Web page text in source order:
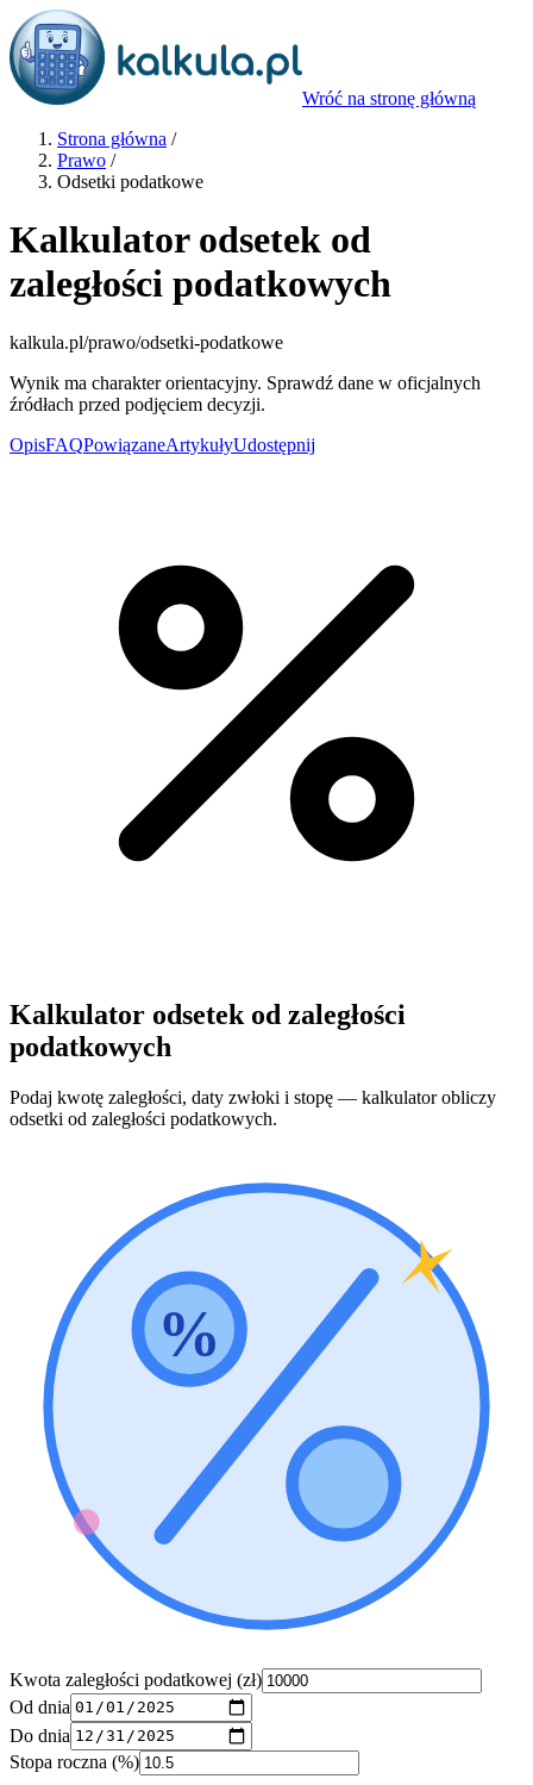
Wróć na stronę główną
Strona główna /
Prawo /
Odsetki podatkowe
Kalkulator odsetek od
zaległości podatkowych
kalkula.pl/prawo/odsetki-podatkowe
Wynik ma charakter orientacyjny. Sprawdź dane w oficjalnych
źródłach przed podjęciem decyzji.
OpisFAQPowiązaneArtykułyUdostępnij
Kalkulator odsetek od zaległości
podatkowych
Podaj kwotę zaległości, daty zwłoki i stopę — kalkulator obliczy
odsetki od zaległości podatkowych.
%
Kwota zaległości podatkowej (zł)
Od dnia
Do dnia
Stopa roczna (%)